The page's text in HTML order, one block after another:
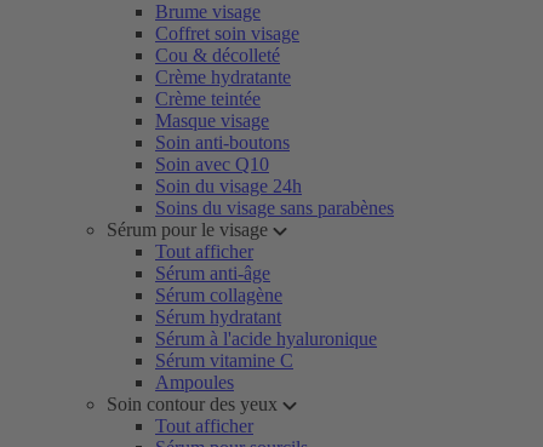
Brume visage
Coffret soin visage
Cou & décolleté
Crème hydratante
Crème teintée
Masque visage
Soin anti-boutons
Soin avec Q10
Soin du visage 24h
Soins du visage sans parabènes
Sérum pour le visage
Tout afficher
Sérum anti-âge
Sérum collagène
Sérum hydratant
Sérum à l'acide hyaluronique
Sérum vitamine C
Ampoules
Soin contour des yeux
Tout afficher